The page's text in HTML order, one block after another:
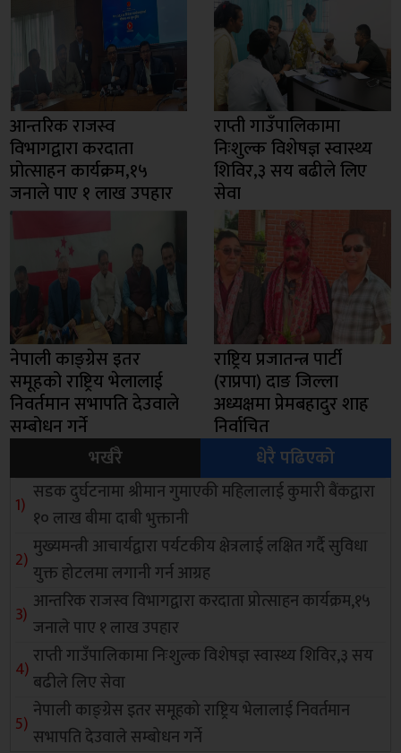
आन्तरिक राजस्व
विभागद्वारा करदाता
प्रोत्साहन कार्यक्रम,१५
जनाले पाए १ लाख उपहार
राप्ती गाउँपालिकामा
निःशुल्क विशेषज्ञ स्वास्थ्य
शिविर,३ सय बढीले लिए
सेवा
नेपाली काङ्ग्रेस इतर
समूहको राष्ट्रिय भेलालाई
निवर्तमान सभापति देउवाले
सम्बोधन गर्ने
राष्ट्रिय प्रजातन्त्र पार्टी
(राप्रपा) दाङ जिल्ला
अध्यक्षमा प्रेमबहादुर शाह
निर्वाचित
भर्खरै
धेरै पढिएको
सडक दुर्घटनामा श्रीमान गुमाएकी महिलालाई कुमारी बैंकद्वारा
१० लाख बीमा दाबी भुक्तानी
मुख्यमन्त्री आचार्यद्वारा पर्यटकीय क्षेत्रलाई लक्षित गर्दै सुविधा
युक्त होटलमा लगानी गर्न आग्रह
आन्तरिक राजस्व विभागद्वारा करदाता प्रोत्साहन कार्यक्रम,१५
जनाले पाए १ लाख उपहार
राप्ती गाउँपालिकामा निःशुल्क विशेषज्ञ स्वास्थ्य शिविर,३ सय
बढीले लिए सेवा
नेपाली काङ्ग्रेस इतर समूहको राष्ट्रिय भेलालाई निवर्तमान
सभापति देउवाले सम्बोधन गर्ने